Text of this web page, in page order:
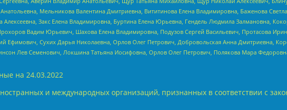
Мельникова Валентина Дмитриевна, Вититинова Елена Владимировна, Баженова
Закс Елена Владимировна, Буртина Елена Юрьевна, Гендель Людмила Залмановна,
Вадим Юрьевич, Шахова Елена Владимировна, Подузов Сергей Васильевич, Протасова
Ефимович, Сухих Дарья Николаевна, Орлов Олег Петрович, Добровольская Анна Дмитриевна,
Лев Семенович, Локшина Татьяна Иосифовна, Орлов Олег Петрович, Полякова Мара
на 24.03.2022
и международных организаций, признанных в соответствии с